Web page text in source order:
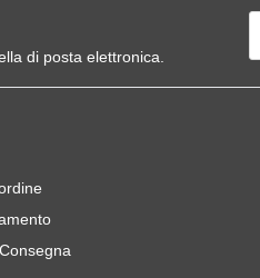
di posta elettronica.